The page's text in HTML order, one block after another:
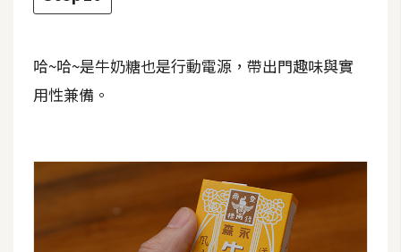
哈~哈~是牛奶糖也是行動電源，帶出門趣味與實
用性兼備。